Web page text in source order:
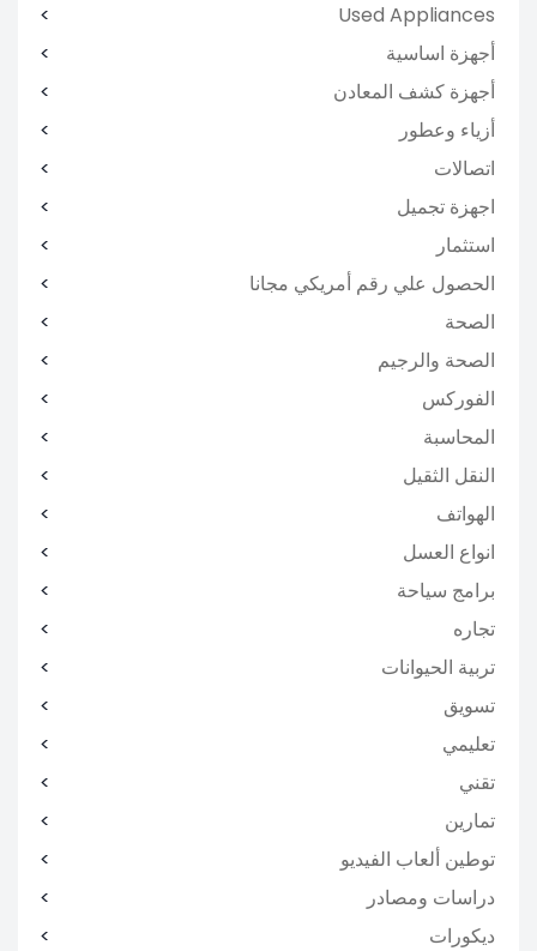
Used Appliances
أجهزة اساسية
أجهزة كشف المعادن
أزياء وعطور
اتصالات
اجهزة تجميل
استثمار
الحصول علي رقم أمريكي مجانا
الصحة
الصحة والرجيم
الفوركس
المحاسبة
النقل الثقيل
الهواتف
انواع العسل
برامج سياحة
تجاره
تربية الحيوانات
تسويق
تعليمي
تقني
تمارين
توطين ألعاب الفيديو
دراسات ومصادر
ديكورات